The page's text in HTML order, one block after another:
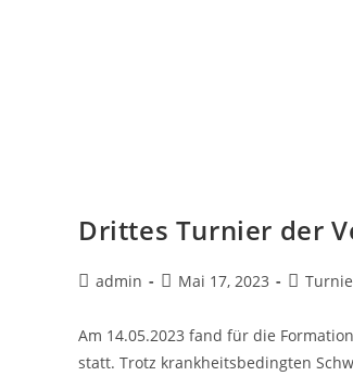
Drittes Turnier der
admin Mai 17, 2023
Am 14.05.2023 fand für die
statt. Trotz krankheitsbedingten